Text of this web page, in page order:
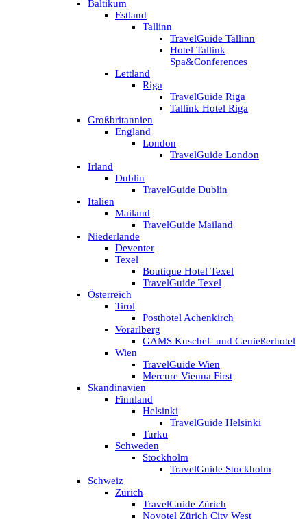
Baltikum
Estland
Tallinn
TravelGuide Tallinn
Hotel Tallink
Spa&Conferences
Lettland
Riga
TravelGuide Riga
Tallink Hotel Riga
Großbritannien
England
London
TravelGuide London
Irland
Dublin
TravelGuide Dublin
Italien
Mailand
TravelGuide Mailand
Niederlande
Deventer
Texel
Boutique Hotel Texel
TravelGuide Texel
Österreich
Tirol
Posthotel Achenkirch
Vorarlberg
GAMS Kuschel- und Genießerhotel
Wien
TravelGuide Wien
Mercure Vienna First
Skandinavien
Finnland
Helsinki
TravelGuide Helsinki
Turku
Schweden
Stockholm
TravelGuide Stockholm
Schweiz
Zürich
TravelGuide Zürich
Novotel Zürich City West